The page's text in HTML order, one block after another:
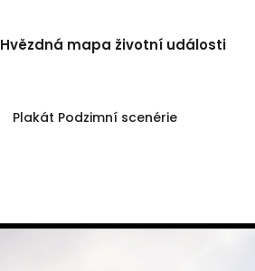
Hvězdná mapa životní události
Plakát Podzimní scenérie